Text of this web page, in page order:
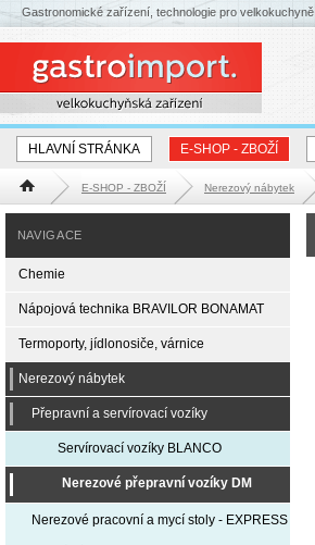
HLAVNÍ STRÁNKA E-SHOP - ZBOŽÍ
Hlavní stránka E-SHOP - ZBOŽÍ Nerezový nábytek
NAVIGACE
Chemie
Nápojová technika BRAVILOR BONAMAT
Termoporty, jídlonosiče, várnice
Nerezový nábytek
Přepravní a servírovací vozíky
Servírovací vozíky BLANCO
Nerezové přepravní vozíky DM
Nerezové pracovní a mycí stoly - EXPRESS
Gastronomické zařízení, technologie pro velkokuchyně